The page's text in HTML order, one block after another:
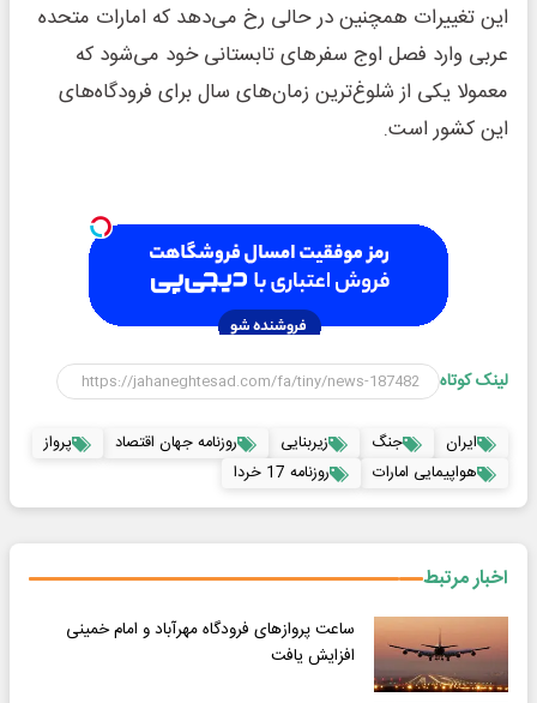
این تغییرات همچنین در حالی رخ می‌دهد که امارات متحده
عربی وارد فصل اوج سفرهای تابستانی خود می‌شود که
معمولا یکی از شلوغ‌ترین زمان‌های سال برای فرودگاه‌های
این کشور است.
لینک کوتاه
ایران جنگ زیربنایی روزنامه جهان اقتصاد
پرواز
هواپیمایی امارات
روزنامه 17 خردا
اخبار مرتبط
ساعت پروازهای فرودگاه مهرآباد و امام خمینی
افزایش یافت